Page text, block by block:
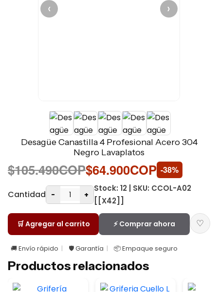
‹ ›
Desagüe Canastilla 4 Profesional Acero 304
Negro Lavaplatos
$105.490COP$64.900COP -38%
Cantidad - +
Stock: 12 | SKU: CCOL-A02
[[X42]]
🛒 Agregar al carrito ⚡ Comprar ahora ♡
🚚 Envío rápido 🛡️ Garantía 📦 Empaque seguro
Productos relacionados